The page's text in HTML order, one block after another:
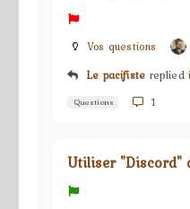
Vos questions
Le pacifiste replied
Questions 1
Utiliser "Discord"